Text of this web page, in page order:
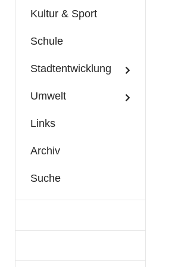
Kultur & Sport
Schule
Stadtentwicklung
Umwelt
Links
Archiv
Suche